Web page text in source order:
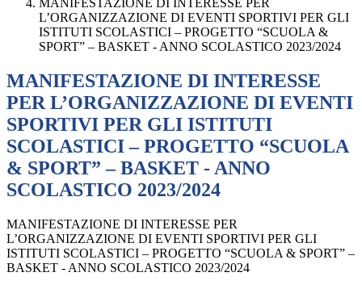
MANIFESTAZIONE DI INTERESSE PER
L’ORGANIZZAZIONE DI EVENTI SPORTIVI PER GLI
ISTITUTI SCOLASTICI – PROGETTO “SCUOLA &
SPORT” – BASKET - ANNO SCOLASTICO 2023/2024
MANIFESTAZIONE DI INTERESSE
PER L’ORGANIZZAZIONE DI EVENTI
SPORTIVI PER GLI ISTITUTI
SCOLASTICI – PROGETTO “SCUOLA
& SPORT” – BASKET - ANNO
SCOLASTICO 2023/2024
MANIFESTAZIONE DI INTERESSE PER
L’ORGANIZZAZIONE DI EVENTI SPORTIVI PER GLI
ISTITUTI SCOLASTICI – PROGETTO “SCUOLA & SPORT” –
BASKET - ANNO SCOLASTICO 2023/2024